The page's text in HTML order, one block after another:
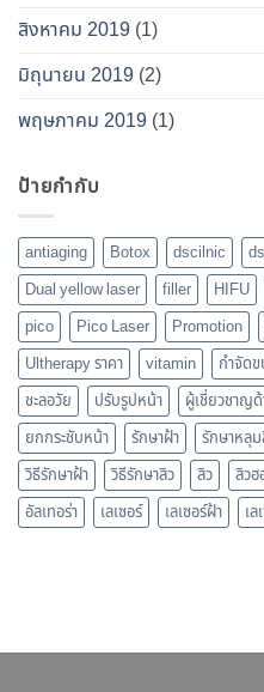
สิงหาคม 2019 (1)
มิถุนายน 2019 (2)
พฤษภาคม 2019 (1)
ป้ายกำกับ
antiaging Botox dscilnic
Dual yellow laser
filler HIFU
pico
Pico Laser Promotion
Ultherapy ราคา
vitamin กำจัด
ชะลอวัย
ปรับรูปหน้า ผู้เชี่ยวชาญ
ยกกระชับหน้า
รักษาฝ้า รักษาหลุ
วิธีรักษาฝ้า
วิธีรักษาสิว สิว สิวฮ
อัลเทอร่า
เลเซอร์ เลเซอร์ฝ้า เ